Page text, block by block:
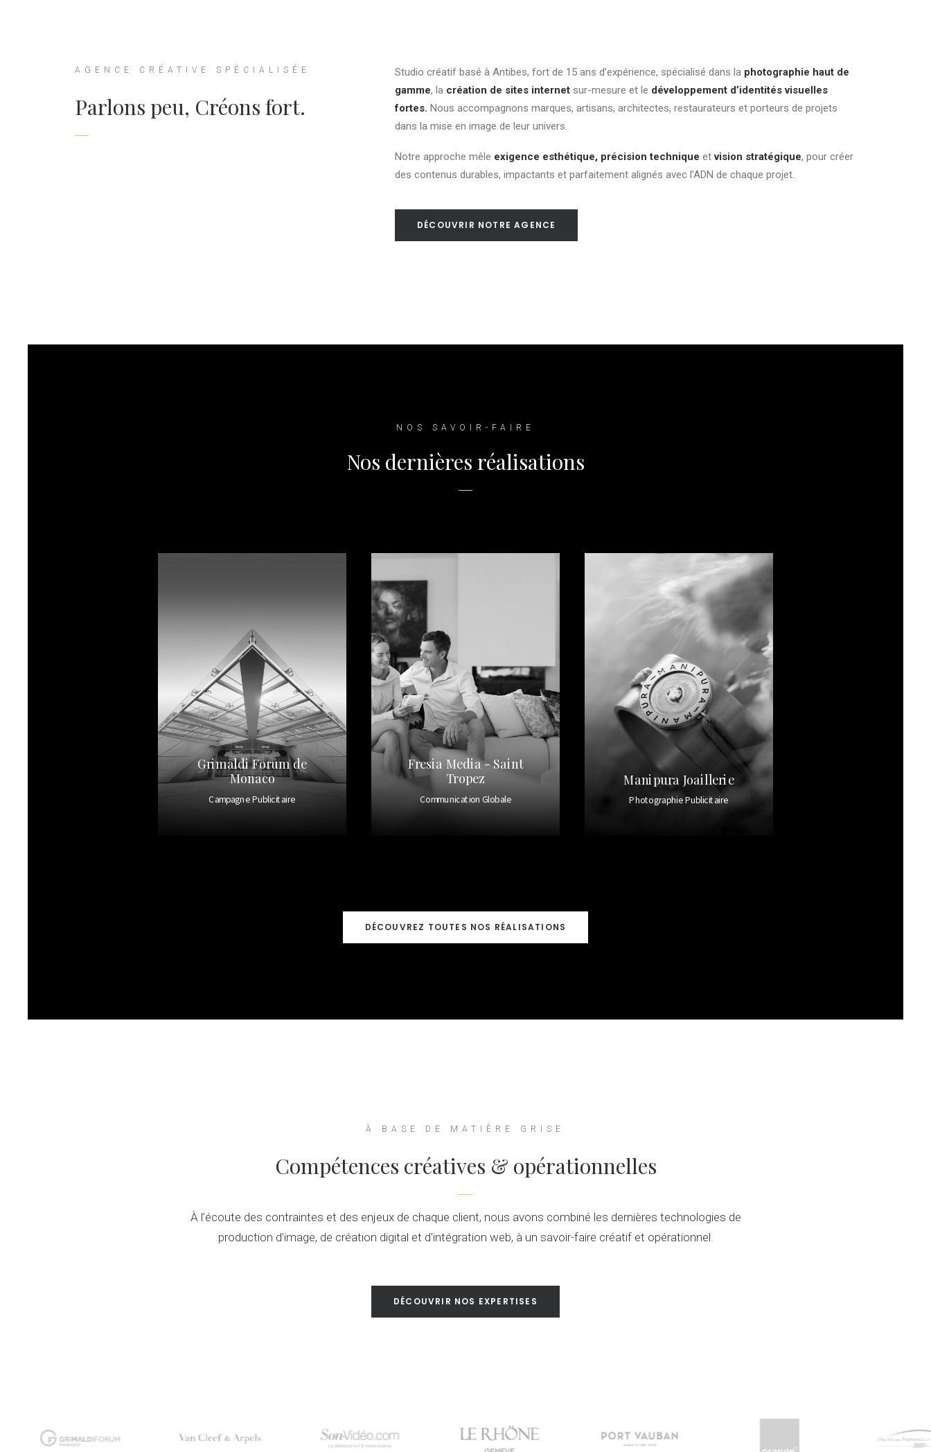
AGENCE CRÉATIVE SPÉCIALISÉE
Parlons peu, Créons fort.
Studio créatif basé à Antibes, fort de 15 ans d’expérience, spécialisé dans la photographie haut de
gamme, la création de sites internet sur-mesure et le développement d’identités visuelles
fortes. Nous accompagnons marques, artisans, architectes, restaurateurs et porteurs de projets
dans la mise en image de leur univers.
Notre approche mêle exigence esthétique, précision technique etvision stratégique, pour créer
des contenus durables, impactants et parfaitement alignés avec l’ADN de chaque projet.
DÉCOUVRIR NOTRE AGENCE
NOS SAVOIR-FAIRE
Nos dernières réalisations
Grimaldi Forum de
Monaco
Campagne Publicitaire
Fresia Media - Saint
Tropez
Communication Globale
Manipura Joaillerie
Photographie Publicitaire
DÉCOUVREZ TOUTES NOS RÉALISATIONS
À BASE DE MATIÈRE GRISE
Compétences créatives & opérationnelles
À l’écoute des contraintes et des enjeux de chaque client, nous avons combiné les dernières technologies de
production d’image, de création digital et d'intégration web, à un savoir-faire créatif et opérationnel.
DÉCOUVRIR NOS EXPERTISES